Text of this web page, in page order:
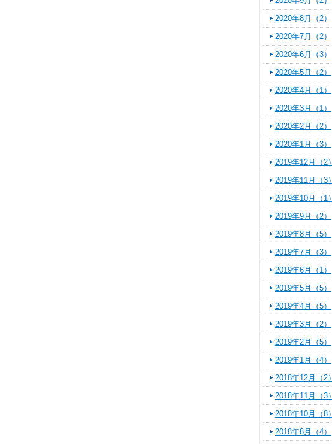
2020年8月（2）
2020年7月（2）
2020年6月（3）
2020年5月（2）
2020年4月（1）
2020年3月（1）
2020年2月（2）
2020年1月（3）
2019年12月（2）
2019年11月（3）
2019年10月（1）
2019年9月（2）
2019年8月（5）
2019年7月（3）
2019年6月（1）
2019年5月（5）
2019年4月（5）
2019年3月（2）
2019年2月（5）
2019年1月（4）
2018年12月（2）
2018年11月（3）
2018年10月（8）
2018年8月（4）